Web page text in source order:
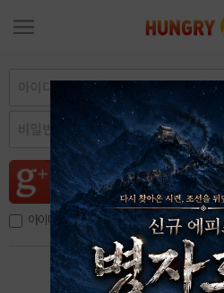
아이디, 이메일 저장
아이디 / 비밀번호 찾기